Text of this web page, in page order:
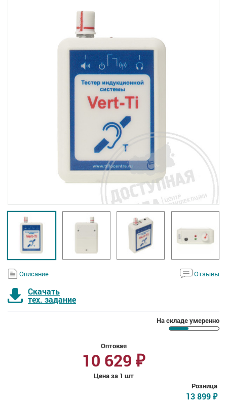
Описание Отзывы
Скачать
тех. задание
На складе умеренно
Оптовая
10 629 ₽
Цена за 1 шт
Розница
13 899 ₽